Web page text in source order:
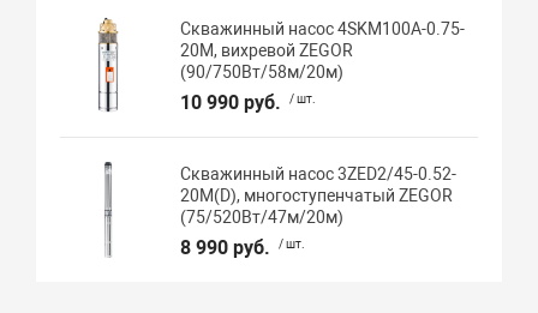
Скважинный насос 4SKM100A-0.75-
20M, вихревой ZEGOR
(90/750Вт/58м/20м)
10 990 руб. / шт.
Скважинный насос 3ZED2/45-0.52-
20M(D), многоступенчатый ZEGOR
(75/520Вт/47м/20м)
8 990 руб. / шт.